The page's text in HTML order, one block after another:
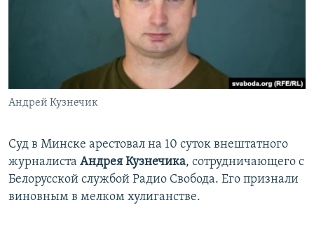
СОВЕТЫ ПРАВОЗАЩИТНИКОВ
ПРОПАВШИЕ БЕЗ ВЕСТИ
ПОБЕДИТЕЛЕЙ НЕ СУДЯТ?
КРЫМ.НЕПОКОРЕННЫЙ
ELIFBE
Все сайты RFE/RL
Андрей Кузнечик
Суд в Минске арестовал на 10 суток внештатного
журналиста Андрея Кузнечика, сотрудничающего с
Белорусской службой Радио Свобода. Его признали
виновным в мелком хулиганстве.